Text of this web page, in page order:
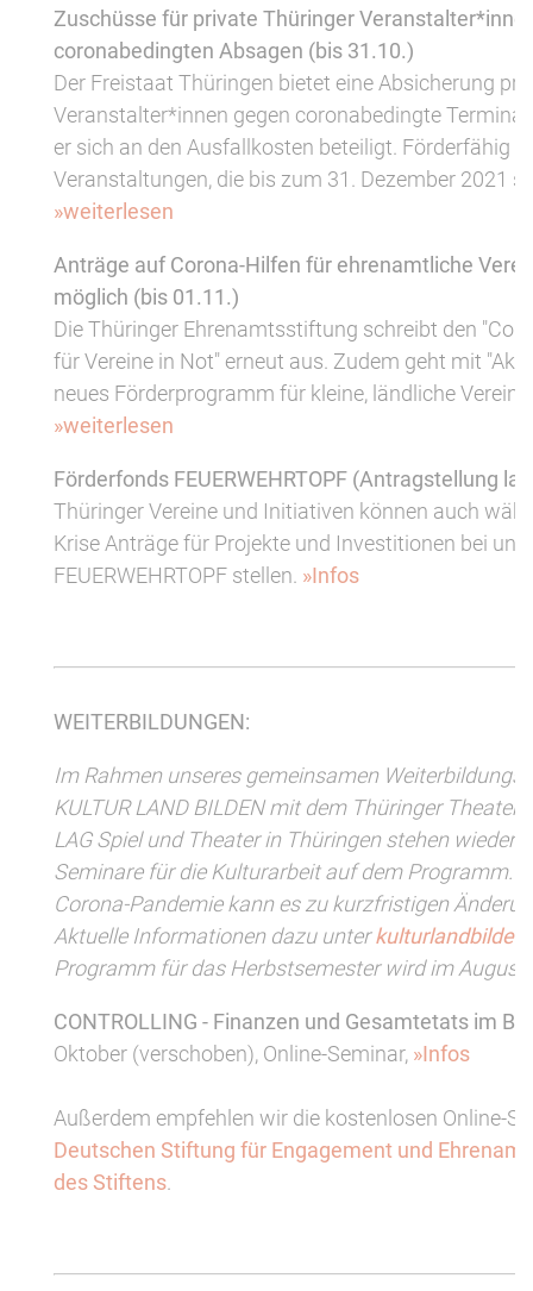
Zuschüsse für private Thüringer
coronabedingten Absagen (bis 31.10.)
Der Freistaat Thüringen bietet eine Absicherung
Veranstalter*innen gegen coronabedingte
er sich an den Ausfallkosten beteiligt. Förderfähig
Veranstaltungen, die bis zum 31. Dezember 2021
»weiterlesen
Anträge auf Corona-Hilfen für ehrenamtliche
möglich (bis 01.11.)
Die Thüringer Ehrenamtsstiftung schreibt den
für Vereine in Not" erneut aus. Zudem geht mit
neues Förderprogramm für kleine, ländliche
»weiterlesen
Förderfonds FEUERWEHRTOPF (Antragstellung
Thüringer Vereine und Initiativen können auch
Krise Anträge für Projekte und Investitionen bei
FEUERWEHRTOPF stellen. »Infos
WEITERBILDUNGEN:
Im Rahmen unseres gemeinsamen
KULTUR LAND BILDEN mit dem Thüringer
LAG Spiel und Theater in Thüringen stehen wieder
Seminare für die Kulturarbeit auf dem Programm.
Corona-Pandemie kann es zu kurzfristigen
Aktuelle Informationen dazu unter
Programm für das Herbstsemester wird im August
CONTROLLING - Finanzen und Gesamtetats im
Oktober (verschoben), Online-Seminar, »Infos
Außerdem empfehlen wir die kostenlosen Online-
Deutschen Stiftung für Engagement und Ehrenamt
des Stiftens.